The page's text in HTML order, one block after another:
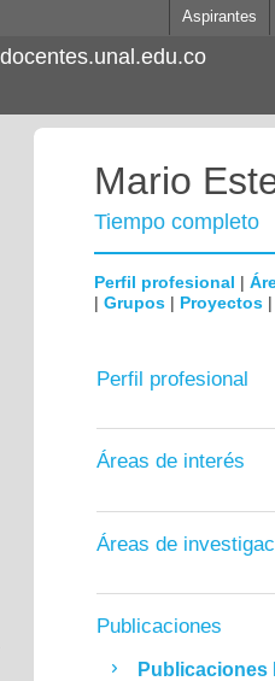
Aspirantes
docentes.unal.edu.co
Mario
Tiempo completo
Perfil profesional |
| Grupos | Proyectos
Perfil profesional
Áreas de interés
Áreas de
Publicaciones
Publicaciones